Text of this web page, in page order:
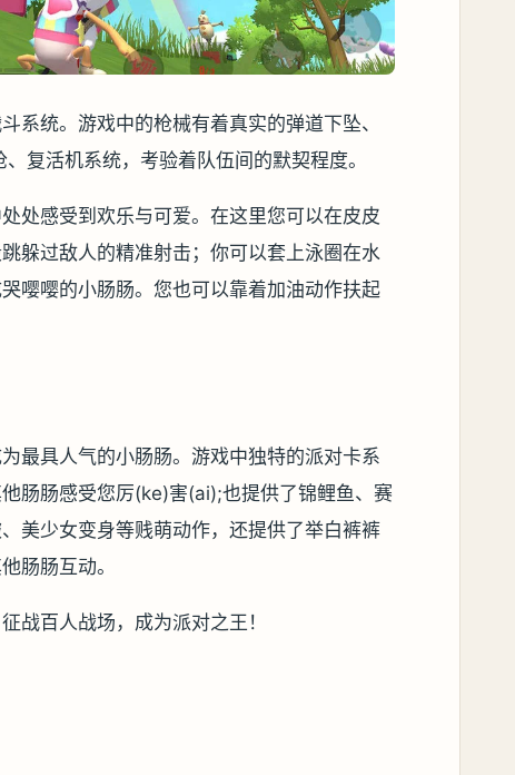
系统。游戏中的枪械有着真实的弹道下坠、
复活机系统，考验着队伍间的默契程度。
处感受到欢乐与可爱。在这里您可以在皮皮
躲过敌人的精准射击；你可以套上泳圈在水
嘤嘤的小肠肠。您也可以靠着加油动作扶起
最具人气的小肠肠。游戏中独特的派对卡系
肠肠感受您厉(ke)害(ai);也提供了锦鲤鱼、赛
美少女变身等贱萌动作，还提供了举白裤裤
肠肠互动。
战百人战场，成为派对之王！